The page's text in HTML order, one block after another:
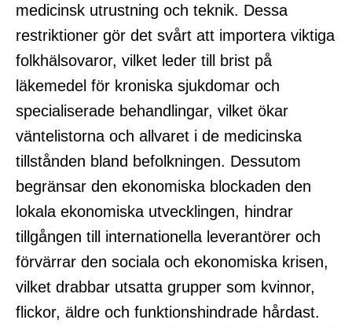
medicinsk utrustning och teknik. Dessa
restriktioner gör det svårt att importera viktiga
folkhälsovaror, vilket leder till brist på
läkemedel för kroniska sjukdomar och
specialiserade behandlingar, vilket ökar
väntelistorna och allvaret i de medicinska
tillstånden bland befolkningen. Dessutom
begränsar den ekonomiska blockaden den
lokala ekonomiska utvecklingen, hindrar
tillgången till internationella leverantörer och
förvärrar den sociala och ekonomiska krisen,
vilket drabbar utsatta grupper som kvinnor,
flickor, äldre och funktionshindrade hårdast.